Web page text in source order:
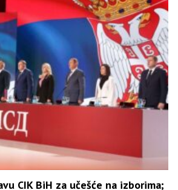
CIK BiH za učešće na izborima;